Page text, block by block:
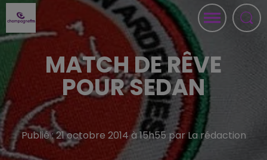
MATCH DE RÊVE
POUR SEDAN
Publié : 21 octobre 2014 à 15h55 par La rédaction